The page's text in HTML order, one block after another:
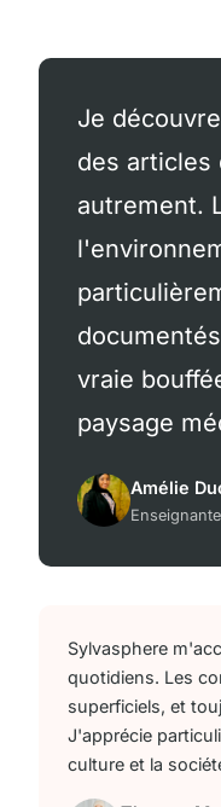
Je
des articles
autrement.
vraie
paysage
Amélie
Enseignante
Sylvasphere
quotidiens. Les
superficiels, et
J'apprécie
culture et la